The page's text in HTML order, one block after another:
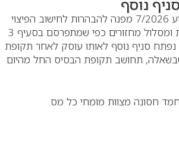
נוסף
סעיף 4 להוראת הביצוע 7/2026 מפנה להבהרות לחישוב הפיצוי
במסלול הוצאות מזכות ומסלול מחזורים כפי שמתפרסם בסעיף 3
סניף נוסף לאותו עוסק לאחר תקופת
תחושב תקופת הבסיס החל מהיום